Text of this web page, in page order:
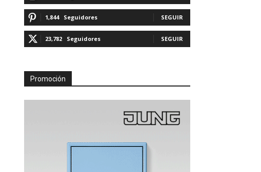
1,844 Seguidores SEGUIR
23,782 Seguidores SEGUIR
Promoción